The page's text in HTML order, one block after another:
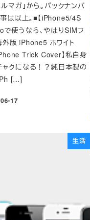
マガ」から。バックナンバ
は以上。■【iPhone5/4S
使うなら、やはりSIMフ
版 iPhone5 ホワイト
Trick Cover】私自身
クになる！？純日本製の
[…]
17
生活